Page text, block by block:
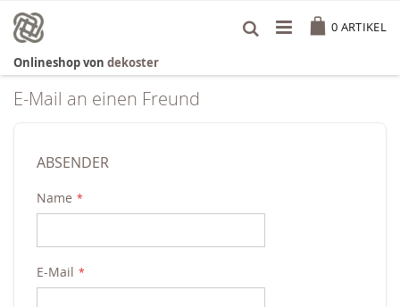
Inhalt
springen
0 ARTIKEL
Onlineshop von dekoster
E-Mail an einen Freund
ABSENDER
Name
E-Mail